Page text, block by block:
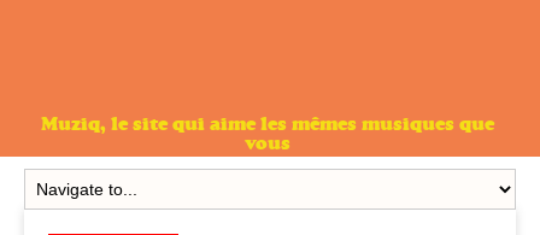
Muziq, le site qui aime les mêmes musiques que
vous